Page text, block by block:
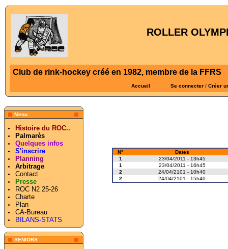
ROLLER
Club de rink-hockey créé en 1982, membre de la FFRS
Accueil Se connecter / Créer
Menu
Histoire du ROC..
Palmarès
Quelques infos
S'inscrire
Planning
Arbitrage
Contact
Presse
ROC N2 25-26
Charte
Plan
CA-Bureau
BILANS-STATS
SENIORS
N°
Dates
1
23/04/2011 - 13h45
1
23/04/2011 - 16h45
2
24/04/2101 - 10h40
2
24/04/2101 - 15h40